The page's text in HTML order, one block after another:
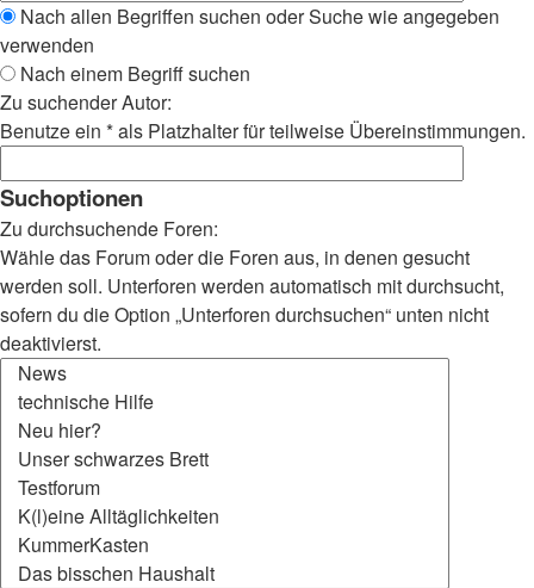
Nach allen Begriffen suchen oder Suche wie angegeben
verwenden
Nach einem Begriff suchen
Zu suchender Autor:
Benutze ein * als Platzhalter für teilweise Übereinstimmungen.
Suchoptionen
Zu durchsuchende Foren:
Wähle das Forum oder die Foren aus, in denen gesucht
werden soll. Unterforen werden automatisch mit durchsucht,
sofern du die Option „Unterforen durchsuchen“ unten nicht
deaktivierst.